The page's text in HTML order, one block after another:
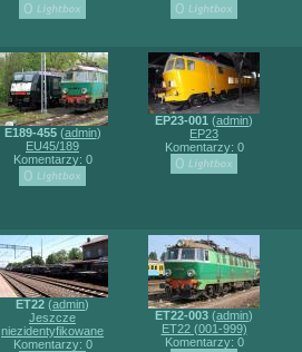
E189-455(admin)
EU45/189
Komentarzy: 0
EP23-001 (admin)
EP23
Komentarzy: 0
ET22 (admin)
Jeszcze
niezidentyfikowane
Komentarzy: 0
ET22-003 (admin)
ET22 (001-999)
Komentarzy: 0